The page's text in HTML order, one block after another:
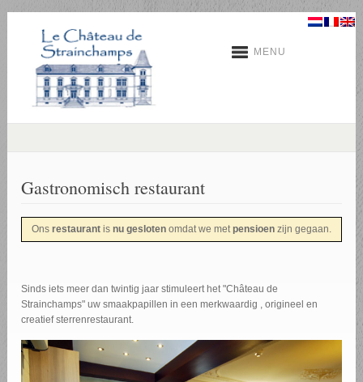
MENU
Gastronomisch restaurant
Ons restaurantis nu geslotenomdat we metpensioenzijn gegaan.
Sinds iets meer dan twintig jaar stimuleert het "Château de
Strainchamps" uw smaakpapillen in een merkwaardig , origineel en
creatief sterrenrestaurant.